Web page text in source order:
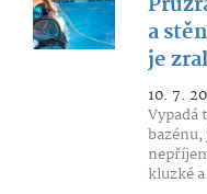
a
je
10. 7.
Vypadá
kluzké